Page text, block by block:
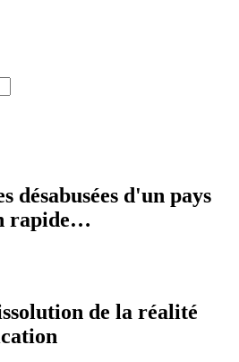
désabusées d'un pays
rapide…
de la réalité